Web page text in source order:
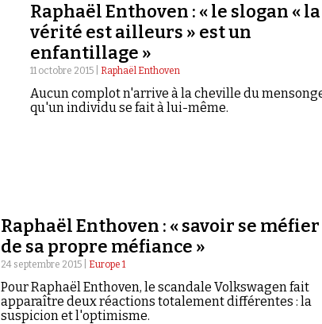
Raphaël Enthoven : « le slogan « la
vérité est ailleurs » est un
enfantillage »
11 octobre 2015 | Raphaël Enthoven
Aucun complot n'arrive à la cheville du
qu'un individu se fait à lui-même.
Raphaël Enthoven : « savoir se méfier
de sa propre méfiance »
24 septembre 2015 | Europe 1
Pour Raphaël Enthoven, le scandale Volkswagen fait
apparaître deux réactions totalement différentes : la
suspicion et l'optimisme.